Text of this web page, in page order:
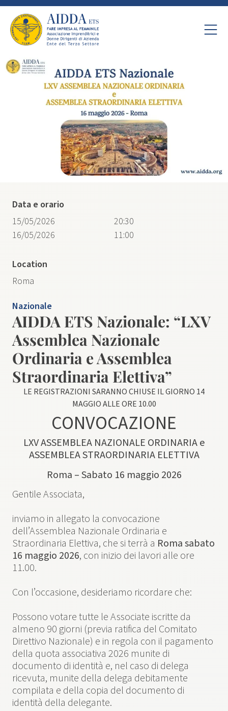
Nazionale
AIDDA ETS Nazionale: “LXV
Assemblea Nazionale
Ordinaria e Assemblea
Straordinaria Elettiva”
LE REGISTRAZIONI SARANNO CHIUSE IL GIORNO 14
MAGGIO ALLE ORE 10.00
CONVOCAZIONE
LXV ASSEMBLEA NAZIONALE ORDINARIA e
ASSEMBLEA STRAORDINARIA ELETTIVA
Roma – Sabato 16 maggio 2026
Gentile Associata,
inviamo in allegato la convocazione
dell’Assemblea Nazionale Ordinaria e
Straordinaria Elettiva, che si terrà a Roma sabato
16 maggio 2026, con inizio dei lavori alle ore
11.00.
Con l’occasione, desideriamo ricordare che:
Possono votare tutte le Associate iscritte da
almeno 90 giorni (previa ratifica del Comitato
Direttivo Nazionale) e in regola con il pagamento
della quota associativa 2026 munite di
documento di identità e, nel caso di delega
ricevuta, munite della delega debitamente
compilata e della copia del documento di
identità della delegante.
Data e orario
15/05/2026
20:30
16/05/2026
11:00
Location
Roma